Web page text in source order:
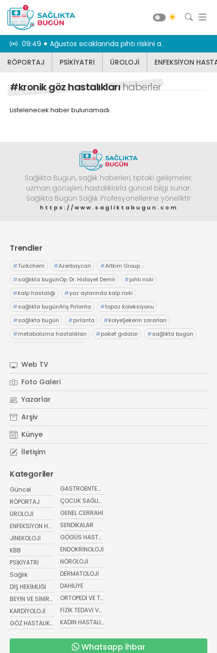
09:49 Ağustos sıcaklarında pıhtı riskini azaltan 8 öneri
RÖPORTAJ
PSİKİYATRİ ÜROLOJİ ENFEKSİYON
#kronik göz hastalıkları haberler
Listelenecek haber bulunamadı.
Sağlıkta Bugün, sağlık haberleri, tıptaki gelişmeler,
uzman görüşleri, hastalıklarla güncel bilgi sunar.
Sağlıkta Bugün Sağlık Profesyonellerine yöneliktir
https://www.sagliktabugun.com
Trendler
#Turkchem #Azerbaycan #Artkim Group
#sağlıkta bugünOp. Dr. Hidayet Demir #pıhtı riski
#kalp hastalığı #yaz aylarında kalp riski
#sağlıkta bugünAriş Pırlanta #topaz koleksiyonu
#sağlıkta bugün #pırlanta #kolyeŞekerin zararları
#metabolizma hastalıkları #paket gıdalar #sağlıkta bugün
# Maruderm Laboratoire Dermatologique
#kozmetik ve dermatoloji #sağlıkta bugün
Web TV
Foto Galeri
Yazarlar
Arşiv
Künye
İletişim
Kategoriler
Güncel
RÖPORTAJ
ÜROLOJİ
ENFEKSİYON HASTALIKLARI
JİNEKOLOJİ
KBB
PSİKİYATRİ
Sağlık
DİŞ HEKİMLİĞİ
BEYİN VE SİNİR CERRAHİSİ
KARDİYOLOJİ
GÖZ HASTALIKLARI
GASTROENTEROLOJİ
ÇOCUK SAĞLIĞI VE HASTALIKLARI
GENEL CERRAHİ
SENDİKALAR
GÖGÜS HASTALIKLARI
ENDOKRİNOLOJİ
NÖROLOJİ
DERMATOLOJİ
DAHİLİYE
ORTOPEDİ VE TRAVMATOLOJİ
FİZİK TEDAVİ VE REHABİLİTASYON
KADIN HASTALIKLARI VE DOĞUM
Whatsapp İhbar
RÖPORTAJ
ENFEKSİYON HASTALIKLARI
KBB
DİĞER
DİŞ HEKİMLİĞİ
BEYİN VE SİNİR CERRAHİSİ
KARDİYOLOJİ
ÇOCUK SAĞLIĞI VE HASTALIKLARI
GENEL CERRAHİ
SENDİKALAR
GÖGÜS HASTALIKLARI
DERMATOLOJİ
DAHİLİYE
FİZİK TEDAVİ VE REHABİLİTASYON
KADIN HASTALIKLARI VE DOĞUM
Güncel